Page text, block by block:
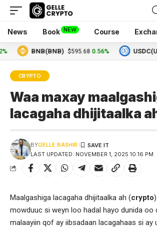
News Book NEW Course
BNB(BNB) $595.68 0.56% USDC(USDC)
CRYPTO
Waa maxay
lacagaha dhijitaalka
LAST UPDATED: NOVEMBER 1, 2025 10:16 PM
BYGELLE BASHIR
Maalgashiga lacagaha dhijitaalka ah (crypto
mowduuc si weyn loo hadal hayo dunida oo
malaayiin qof ay iibsadaan lacagahaas si ay